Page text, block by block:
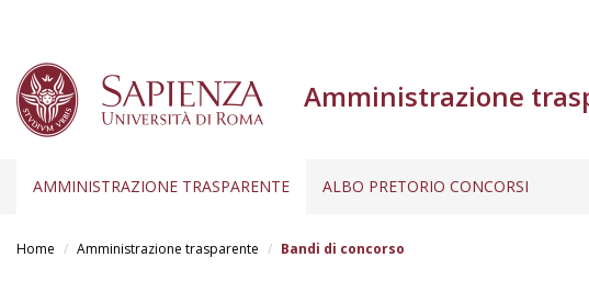
Amministrazione
AMMINISTRAZIONE TRASPARENTE ALBO PRETORIO CONCORSI
Home Amministrazione trasparente Bandi di concorso